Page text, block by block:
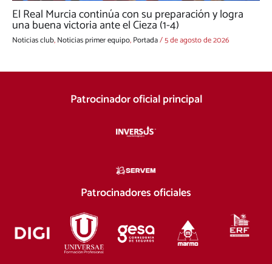
El Real Murcia continúa con su preparación y logra
una buena victoria ante el Cieza (1-4)
Noticias club,Noticias primer equipo,Portada/5 de agosto de 2026
Patrocinador oficial principal
Patrocinadores oficiales